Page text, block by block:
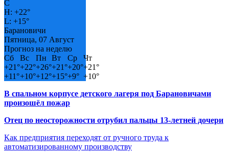
C
H: +22°
L: +15°
Барановичи
Пятница, 07 Август
Прогноз на неделю
Сб
Вс Пн Вт Ср
Чт
+21°+22°+26°+21°+20°+21°
+11°+10°+12°+15°+9° +10°
В спальном корпусе детского лагеря под Барановичами
произошёл пожар
Отец по неосторожности отрубил пальцы 13-летней дочери
Как предприятия переходят от ручного труда к
автоматизированному производству